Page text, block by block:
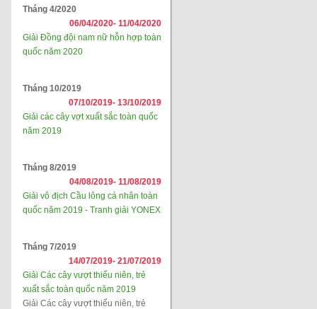
Tháng 4/2020
06/04/2020- 11/04/2020
Giải Đồng đội nam nữ hỗn hợp toàn
quốc năm 2020
Tháng 10/2019
07/10/2019- 13/10/2019
Giải các cây vợt xuất sắc toàn quốc
năm 2019
Tháng 8/2019
04/08/2019- 11/08/2019
Giải vô địch Cầu lông cá nhân toàn
quốc năm 2019 - Tranh giải YONEX
Tháng 7/2019
14/07/2019- 21/07/2019
Giải Các cây vượt thiếu niên, trẻ
xuất sắc toàn quốc năm 2019
Giải Các cây vượt thiếu niên, trẻ